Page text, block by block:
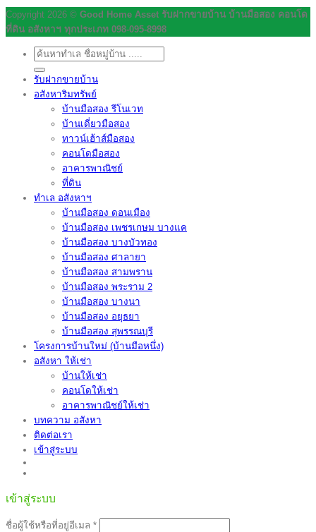
Copyright 2026 © Good Home Asset รับฝากขายบ้าน บ้านมือสอง คอนโด
ที่ดิน อสังหาฯ ทุกประเภท 098-095-8998
ค้นหา:
รับฝากขายบ้าน
อสังหาริมทรัพย์
บ้านมือสอง รีโนเวท
บ้านเดี่ยวมือสอง
ทาวน์เฮ้าส์มือสอง
คอนโดมือสอง
อาคารพาณิชย์
ที่ดิน
ทำเล อสังหาฯ
บ้านมือสอง ดอนเมือง
บ้านมือสอง เพชรเกษม บางแค
บ้านมือสอง บางบัวทอง
บ้านมือสอง ศาลายา
บ้านมือสอง สามพราน
บ้านมือสอง พระราม 2
บ้านมือสอง บางนา
บ้านมือสอง อยุธยา
บ้านมือสอง สุพรรณบุรี
โครงการบ้านใหม่ (บ้านมือหนึ่ง)
อสังหา ให้เช่า
บ้านให้เช่า
คอนโดให้เช่า
อาคารพาณิชย์ให้เช่า
บทความ อสังหา
ติดต่อเรา
เข้าสู่ระบบ
เข้าสู่ระบบ
ชื่อผู้ใช้หรือที่อยู่อีเมล *ต้องการ